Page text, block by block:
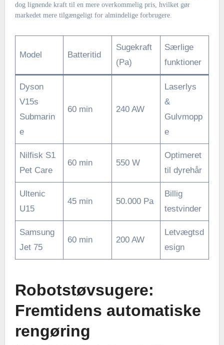
dog lignende kraft til en mere overkommelig pris, hvilket gør
markedet mere tilgængeligt for almindelige forbrugere.
Model Batteritid
Sugekraft
(Pa)
Særlige
funktioner
Dyson
V15s
Submarin
e
60 min 240 AW
Laserlys
&
Gulvmopp
e
Nilfisk S1
Pet Care
60 min 550 W
Optimeret
til dyrehår
Ultenic
U15
45 min 50.000 Pa
Billig
testvinder
Samsung
Jet 75
60 min 200 AW
Letvægtsd
esign
Robotstøvsugere:
Fremtidens automatiske
rengøring